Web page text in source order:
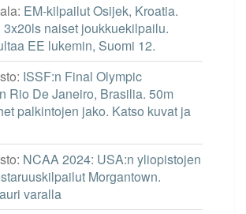
: EM-kilpailut Osijek, Kroatia.
naiset joukkuekilpailu.
EE lukemin, Suomi 12.
: ISSF:n Final Olympic
Rio De Janeiro, Brasilia. 50m
palkintojen jako. Katso kuvat ja
: NCAA 2024: USA:n yliopistojen
Morgantown.
varalla